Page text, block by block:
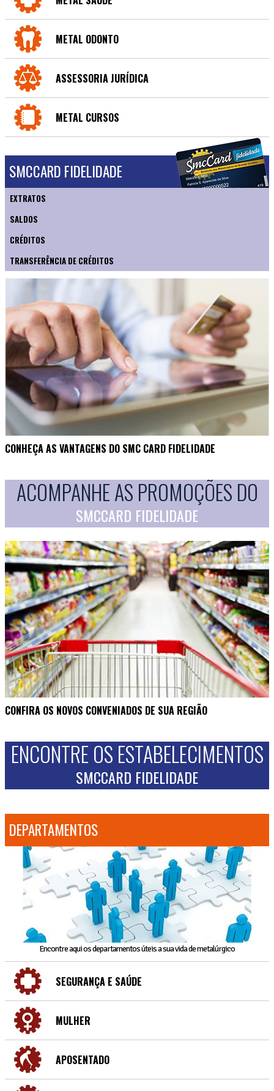
METAL ODONTO
ASSESSORIA JURÍDICA
METAL CURSOS
SMCCARD FIDELIDADE
EXTRATOS
SALDOS
CRÉDITOS
TRANSFERÊNCIA DE CRÉDITOS
CONHEÇA AS VANTAGENS DO SMC CARD FIDELIDADE
ACOMPANHE AS PROMOÇÕES DO
SMCCARD FIDELIDADE
CONFIRA OS NOVOS CONVENIADOS DE SUA REGIÃO
ENCONTRE OS ESTABELECIMENTOS
SMCCARD FIDELIDADE
DEPARTAMENTOS
Encontre aqui os departamentos úteis a sua vida de metalúrgico
SEGURANÇA E SAÚDE
MULHER
APOSENTADO